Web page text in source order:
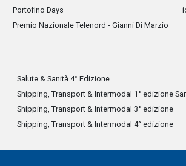
Portofino Days
Premio Nazionale Telenord - Gianni Di Marzio
Salute & Sanità 4° Edizione
Shipping, Transport & Intermodal 1° edizione
Shipping, Transport & Intermodal 3° edizione
Shipping, Transport & Intermodal 4° edizione